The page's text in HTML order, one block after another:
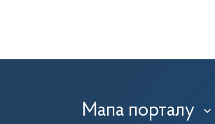
Мапа порталу ›